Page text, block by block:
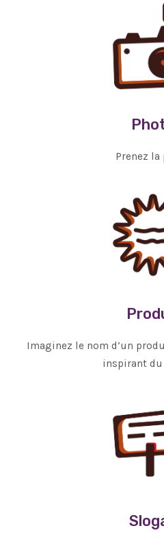
Prenez la
Imaginez le nom d’un
inspirant du